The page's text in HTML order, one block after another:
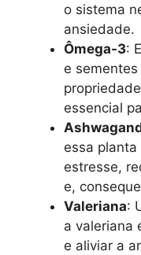
o sistema
ansiedade.
Ômega-3:
e
essencial
essa
estresse,
e,
Valeriana:
a valeriana
e aliviar a